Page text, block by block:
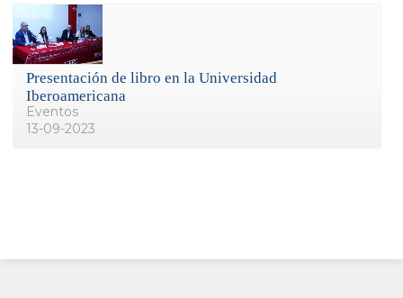
Presentación de libro en la Universidad
Iberoamericana
Eventos
13-09-2023